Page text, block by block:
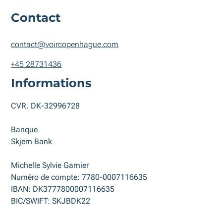
Contact
contact@voircopenhague.com
+45 28731436
Informations
CVR. DK-32996728
Banque
Skjern Bank
Michelle Sylvie Garnier
Numéro de compte: 7780-0007116635
IBAN: DK3777800007116635
BIC/SWIFT: SKJBDK22